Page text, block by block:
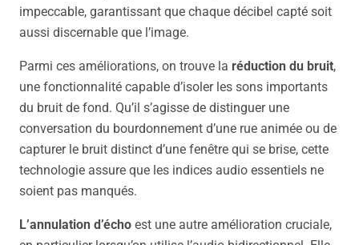
impeccable, garantissant que chaque décibel capté soit
aussi discernable que l’image.
Parmi ces améliorations, on trouve la réduction du bruit,
une fonctionnalité capable d’isoler les sons importants
du bruit de fond. Qu’il s’agisse de distinguer une
conversation du bourdonnement d’une rue animée ou de
capturer le bruit distinct d’une fenêtre qui se brise, cette
technologie assure que les indices audio essentiels ne
soient pas manqués.
L’annulation d’écho est une autre amélioration cruciale,